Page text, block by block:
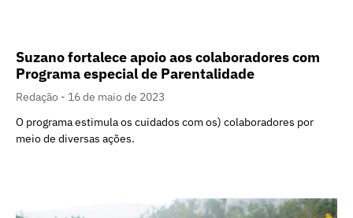
Suzano fortalece apoio aos colaboradores com
Programa especial de Parentalidade
Redação
16 de maio de 2023
O programa estimula os cuidados com os) colaboradores por
meio de diversas ações.